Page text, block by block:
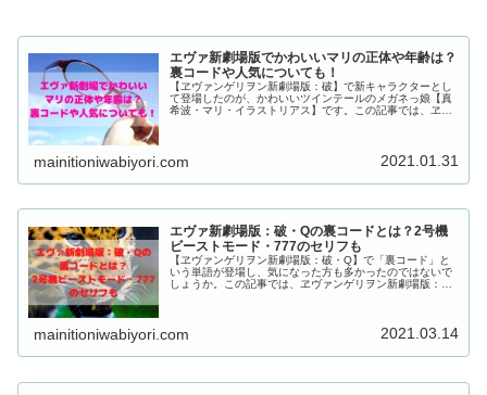
エヴァ新劇場版でかわいいマリの正体や年齢は？
裏コードや人気についても！
【ヱヴァンゲリヲン新劇場版：破】で新キャラクターとし
て登場したのが、かわいいツインテールのメガネっ娘【真
希波・マリ・イラストリアス】です。この記事では、ヱヴ
mainitioniwabiyori.com 2021.01.31
エヴァ新劇場版：破・Qの裏コードとは？2号機
ビーストモード・777のセリフも
【ヱヴァンゲリヲン新劇場版：破・Q】で「裏コード」と
いう単語が登場し、気になった方も多かったのではないで
しょうか。この記事では、ヱヴァンゲリヲン新劇場版：
mainitioniwabiyori.com 2021.03.14